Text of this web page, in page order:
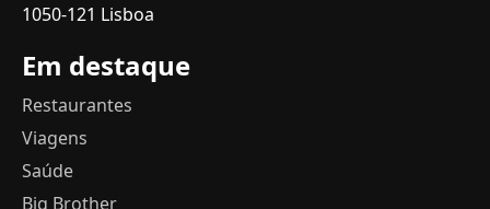
1050-121 Lisboa
Em destaque
Restaurantes
Viagens
Saúde
Big Brother